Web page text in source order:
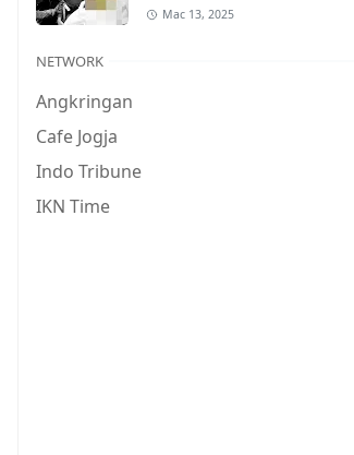
Mac 13, 2025
NETWORK
Angkringan
Cafe Jogja
Indo Tribune
IKN Time